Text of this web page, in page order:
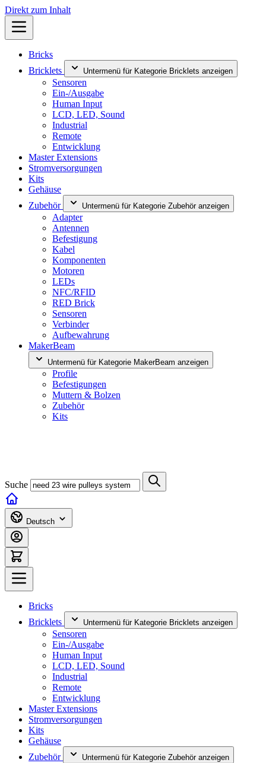
Direkt zum Inhalt
Bricks
Bricklets
Untermenü für Kategorie Bricklets anzeigen
Sensoren
Ein-/Ausgabe
Human Input
LCD, LED, Sound
Industrial
Remote
Entwicklung
Master Extensions
Stromversorgungen
Kits
Gehäuse
Zubehör
Untermenü für Kategorie Zubehör anzeigen
Adapter
Antennen
Befestigung
Kabel
Komponenten
Motoren
LEDs
NFC/RFID
RED Brick
Sensoren
Verbinder
Aufbewahrung
MakerBeam
Untermenü für Kategorie MakerBeam anzeigen
Profile
Befestigungen
Muttern & Bolzen
Zubehör
Kits
Suche
Deutsch
Bricks
Bricklets
Untermenü für Kategorie Bricklets anzeigen
Sensoren
Ein-/Ausgabe
Human Input
LCD, LED, Sound
Industrial
Remote
Entwicklung
Master Extensions
Stromversorgungen
Kits
Gehäuse
Zubehör
Untermenü für Kategorie Zubehör anzeigen